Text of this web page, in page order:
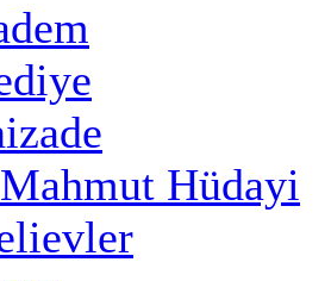
Hüdayi